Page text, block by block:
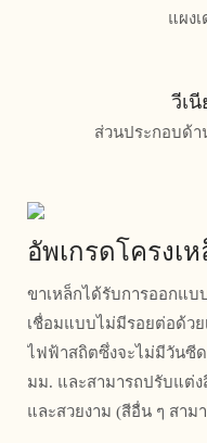
แผง
วีเ
ส่วนประกอบด้า
อัพเกรดโครงเ
ขาเหล็กได้รับการออกแบ
เชื่อมแบบไม่มีรอยต่อด้ว
ไฟฟ้าสถิตซึ่งจะไม่มีวันซี
มม. และสามารถปรับแต่
และสวยงาม (สีอื่น ๆ สาม